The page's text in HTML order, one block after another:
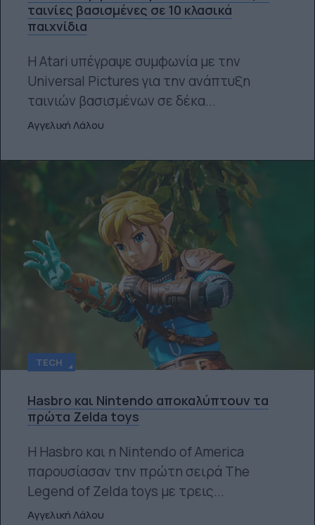
ταινίες βασισμένες σε 10 κλασικά
παιχνίδια
Η Atari υπέγραψε συμφωνία με την
Universal Pictures για την ανάπτυξη
ταινιών βασισμένων σε δέκα...
Αγγελική Λάλου
TECH
Hasbro και Nintendo αποκαλύπτουν τα
πρώτα Zelda toys
Η Hasbro και η Nintendo of America
παρουσίασαν την πρώτη σειρά The
Legend of Zelda toys με τρεις...
Αγγελική Λάλου